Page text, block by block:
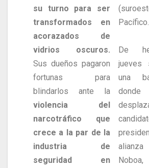
su turno para ser
transformados en
acorazados de
vidrios oscuros.
Sus dueños pagaron
fortunas para
blindarlos ante la
violencia del
narcotráfico que
crece a la par de la
industria de
seguridad en
Pacífico.
De
jueves
una
alianza